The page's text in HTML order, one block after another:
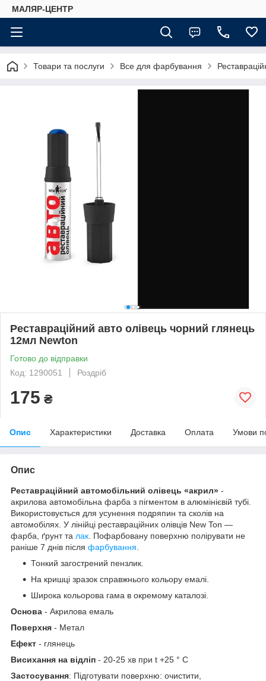
МАЛЯР-ЦЕНТР
Товари та послуги Все для фарбування
Реставраційний авто олівець чорний глянець
12мл Newton
Готово до відправки
Код: 1290051
Роздріб
175 ₴
Опис Характеристики Доставка Оплата Умови
Опис
Реставраційний автомобільний олівець «акрил» -
акрилова автомобільна фарба з пігментом в алюмінієвій тубі.
Використовується для усунення подряпин та сколів на
автомобілях. У лінійці реставраційних олівців New Ton —
фарба, ґрунт та лак . Пофарбовану поверхню полірувати не
раніше 7 днів після фарбування
Тонкий загострений пензлик.
На кришці зразок справжнього кольору емалі.
Широка кольорова гама в окремому каталозі.
Основа - Акрилова емаль
Поверхня - Метал
Ефект - глянець
Висихання на відліп - 20-25 хв при t +25 ° С
Застосування: Підготувати поверхню: очистити,